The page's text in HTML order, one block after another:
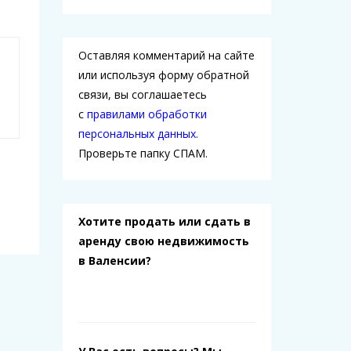
Оставляя комментарий на сайте
или используя форму обратной
связи, вы соглашаетесь
с правилами обработки
персональных данных.
Проверьте папку СПАМ.
Хотите продать или сдать в
аренду свою недвижимость
в Валенсии?